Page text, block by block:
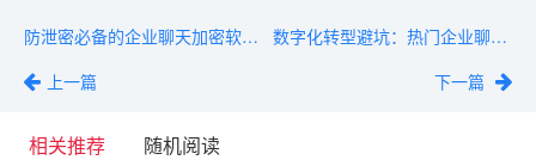
防泄密必备的企业聊天加密软件有什么？高管必读的安全功能解析
上一篇
数字化转型避坑：热门企业聊天办公软件有哪些？附年度选型白皮书
下一篇
相关推荐 随机阅读